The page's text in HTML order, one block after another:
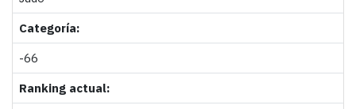
Categoría:
-66
Ranking actual: